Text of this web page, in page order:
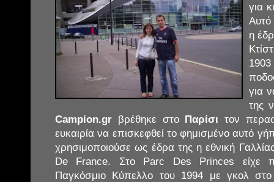
για
Αυτό
η
για
της
Campion.gr
βρέθηκε στο Παρίσι τον
ευκαιρία να επισκεφθεί το φημισμένο αυτό
χρησιμοποιούσε ως έδρα της η εθνική
De France. Στο Parc Des Princes είχε
Παγκόσμιο Κύπελλο του 1994 με γκολ στο